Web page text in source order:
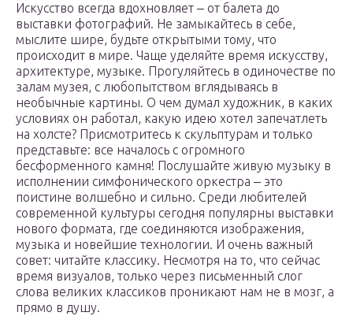
Искусство всегда вдохновляет ‒ от балета до
выставки фотографий. Не замыкайтесь в себе,
мыслите шире, будьте открытыми тому, что
происходит в мире. Чаще уделяйте время искусству,
архитектуре, музыке. Прогуляйтесь в одиночестве по
залам музея, с любопытством вглядываясь в
необычные картины. О чем думал художник, в каких
условиях он работал, какую идею хотел запечатлеть
на холсте? Присмотритесь к скульптурам и только
представьте: все началось с огромного
бесформенного камня! Послушайте живую музыку в
исполнении симфонического оркестра ‒ это
поистине волшебно и сильно. Среди любителей
современной культуры сегодня популярны выставки
нового формата, где соединяются изображения,
музыка и новейшие технологии. И очень важный
совет: читайте классику. Несмотря на то, что сейчас
время визуалов, только через письменный слог
слова великих классиков проникают нам не в мозг, а
прямо в душу.